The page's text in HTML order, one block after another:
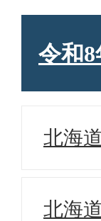
令和8
北海
北海